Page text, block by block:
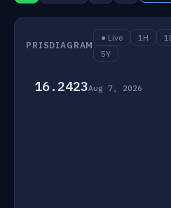
PRISDIAGRAM
● Live 1H
5Y
16.2423Aug 7, 2026